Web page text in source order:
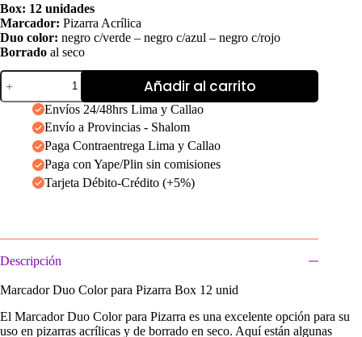
Box: 12 unidades
Marcador: Pizarra Acrílica
Duo color: negro c/verde – negro c/azul – negro c/rojo
Borrado al seco
Marcador
Duo
Color
Pizarra
cantidad
Añadir al carrito
Envíos 24/48hrs Lima y Callao
Envío a Provincias - Shalom
Paga Contraentrega Lima y Callao
Paga con Yape/Plin sin comisiones
Tarjeta Débito-Crédito (+5%)
Descripción
Marcador Duo Color para Pizarra Box 12 unid
El Marcador Duo Color para Pizarra es una excelente opción para su
uso en pizarras acrílicas y de borrado en seco. Aquí están algunas